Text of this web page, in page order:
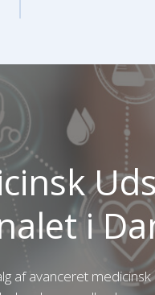
i
af avanceret medicinsk